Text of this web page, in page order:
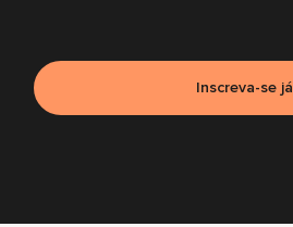
Inscreva-se já